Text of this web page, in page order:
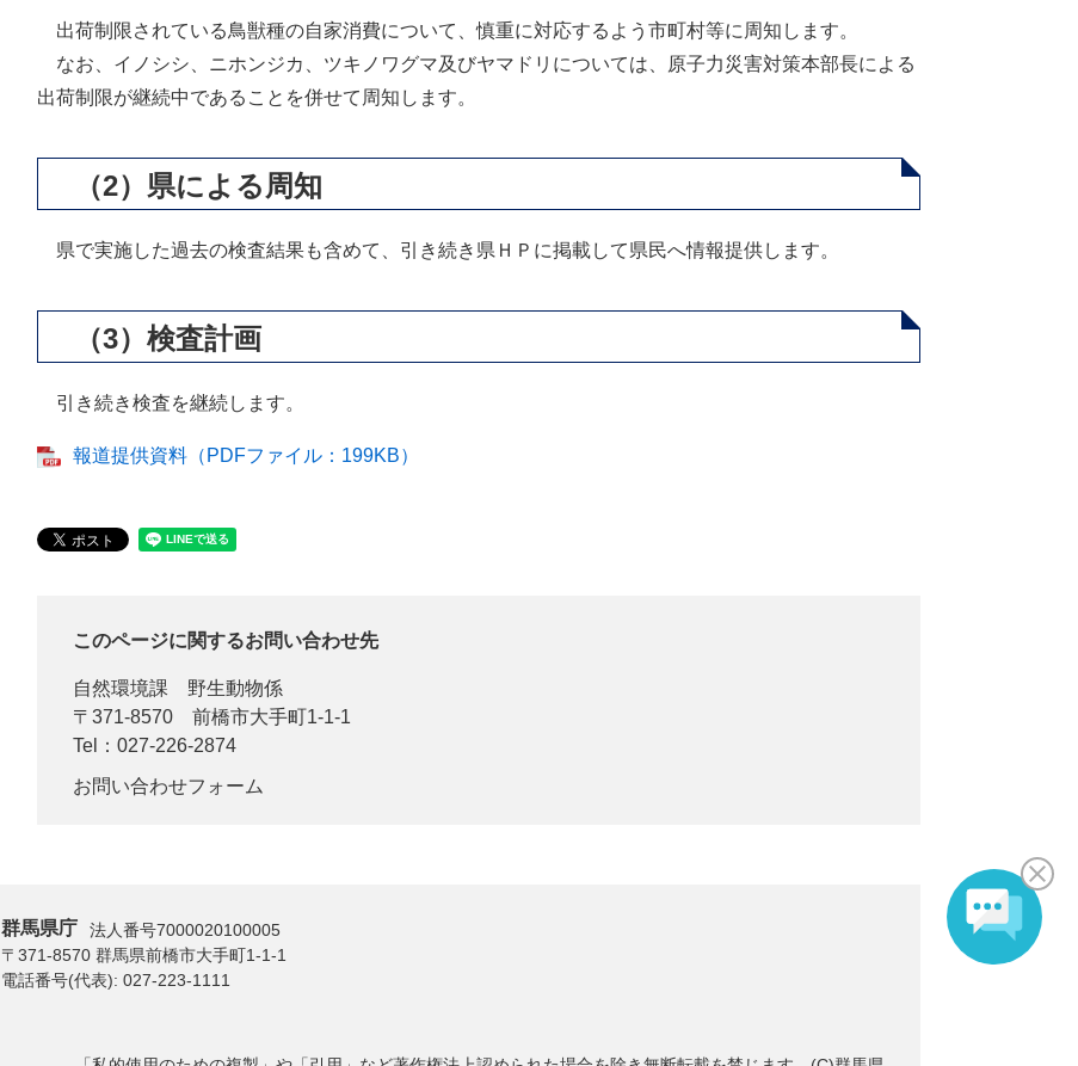
出荷制限されている鳥獣種の自家消費について、慎重に対応するよう市町村等に周知します。
なお、イノシシ、ニホンジカ、ツキノワグマ及びヤマドリについては、原子力災害対策本部長による
出荷制限が継続中であることを併せて周知します。
（2）県による周知
県で実施した過去の検査結果も含めて、引き続き県ＨＰに掲載して県民へ情報提供します。
（3）検査計画
引き続き検査を継続します。
報道提供資料（PDFファイル：199KB）
このページに関するお問い合わせ先
自然環境課
野生動物係
〒371-8570
前橋市大手町1-1-1
Tel：027-226-2874
お問い合わせフォーム
群馬県庁
法人番号7000020100005
〒371-8570 群馬県前橋市大手町1-1-1
電話番号(代表): 027-223-1111